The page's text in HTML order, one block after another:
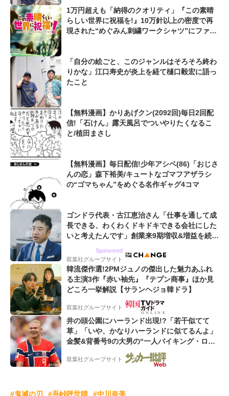
1万円超えも「納得のクオリティ」『この素晴
らしい世界に祝福を!』10万針以上の密度で再
現された“めぐみん刺繍ワークシャツ”にファン
「自分の絵ごと、このジャンルはそろそろ終わ
りかな」江口寿史が炎上を経て樋口毅宏に語っ
たこと
【無料漫画】かりあげクン(2092回)毎日2回配
信!「石けん」露天風呂でついやりたくなるこ
と/植田まさし
【無料漫画】毎日配信!少年アシベ(86)「おじさ
んの恋」森下裕美/キュートなゴマフアザラシ
の“ゴマちゃん”をめぐる名作ギャグ4コマ
ゴンドラ代表・古江恵治さん「仕事を通して成
長できる、わくわくドキドキできる会社にした
いと考えたんです」創業来9期増収&増益を続け
Sponsored
双葉社グループサイト
韓流傑作選!2PMジュノの傑出した魅力あふれ
る主演3作『赤い袖先』『テプン商事』ほか見
どころ一挙解説【サランヘジョ韓ドラ】
双葉社グループサイト
井の頭公園にハーランド出現!?「若干似てて
草」「いや、かなりハーランドに似てるんよ」
金髪&背番号9の大男の“一人バイキング・ロ
ー”映像が話題!「元気をもらった」
双葉社グループサイト
#鬼滅の刃 #吾峠呼世晴 #中川奈美